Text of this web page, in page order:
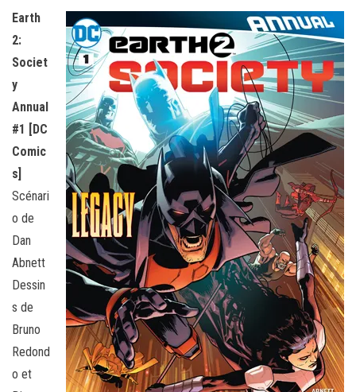
Earth
2:
Societ
y
Annual
#1 [DC
Comic
s]
Scénari
o de
Dan
Abnett
Dessin
s de
Bruno
Redond
o et